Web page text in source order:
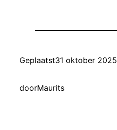
Geplaatst31 oktober 2025
doorMaurits